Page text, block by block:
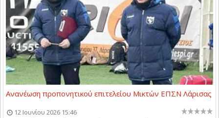
Ανανέωση προπονητικού επιτελείου Μικτών ΕΠΣΝ Λάρισας
12 Ιουνίου 2026 15:46